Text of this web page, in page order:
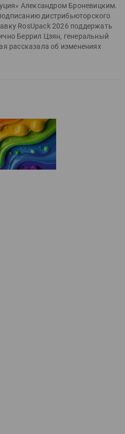
Александром Броневицким.
дистрибьюторского
RosUpack 2026 поддержать
Беррил Цзян, генеральный
рассказала об изменениях
Системы